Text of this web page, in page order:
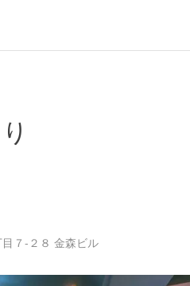
７-２８ 金森ビル